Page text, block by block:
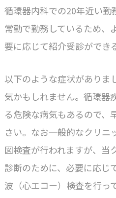
循環器内科での20年近い勤
常勤で勤務しているため、
要に応じて紹介受診ができ
以下のような症状がありま
気かもしれません。循環器
る危険な病気もあるので、
さい。なお一般的なクリニ
図検査が行われますが、当
診断のために、必要に応じ
波（心エコー）検査を行っ